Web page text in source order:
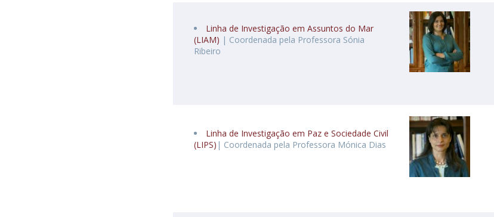
Linha de Investigação em Assuntos do Mar
(LIAM) | Coordenada pela Professora Sónia
Ribeiro
Linha de Investigação em Paz e Sociedade Civil
(LIPS) | Coordenada pela Professora Mónica Dias